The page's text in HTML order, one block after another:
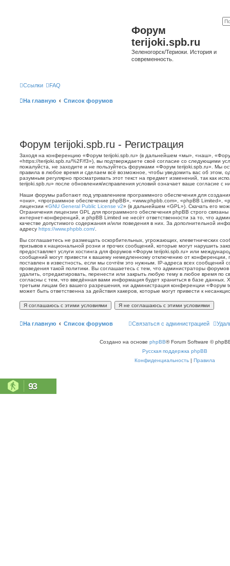
Форум
terijoki.spb.ru
Зеленогорск/Териоки. История и
современность.
Ссылки FAQ
На главную Список форумов
Форум terijoki.spb.ru - Регистрация
Заходя на конференцию «Форум terijoki.spb.ru» (в дальнейшем «мы», «наш»,
«https://terijoki.spb.ru/%2F/f3»), вы подтверждаете своё согласие со следующими
пожалуйста, не заходите и не пользуйтесь форумами «Форум terijoki.spb.ru». Мы
правила в любое время и сделаем всё возможное, чтобы уведомить вас об этом,
разумным регулярно просматривать этот текст на предмет изменений, так как
terijoki.spb.ru» после обновления/исправления условий означает ваше согласие с
Наши форумы работают под управлением программного обеспечения для
«они», «программное обеспечение phpBB», «www.phpbb.com», «phpBB Limited»,
лицензии «GNU General Public License v2» (в дальнейшем «GPL»). Скачать его
Ограничения лицензии GPL для программного обеспечения phpBB строго
интернет-конференций, и phpBB Limited не несёт ответственности за то, что
качестве допустимого содержания и/или поведения в них. За дополнительной
адресу https://www.phpbb.com/
Вы соглашаетесь не размещать оскорбительных, угрожающих, клеветнических
призывов к национальной розни и прочих сообщений, которые могут нарушить
предоставляет услуги хостинга для форумов «Форум terijoki.spb.ru» или
сообщений могут привести к вашему немедленному отключению от конференции,
поставлен в известность, если мы сочтём это нужным. IP-адреса всех сообщений
проведения такой политики. Вы соглашаетесь с тем, что администраторы
удалить, отредактировать, перенести или закрыть любую тему в любое время по
согласны с тем, что введённая вами информация будет храниться в базе данных.
третьим лицам без вашего разрешения, ни администрация конференции «Форум
может быть ответственна за действия хакеров, которые могут привести к
На главную Список форумов Связаться с администрацией
Создано на основе phpBB® Forum Software ©
Русская поддержка phpBB
Конфиденциальность | Правила
93